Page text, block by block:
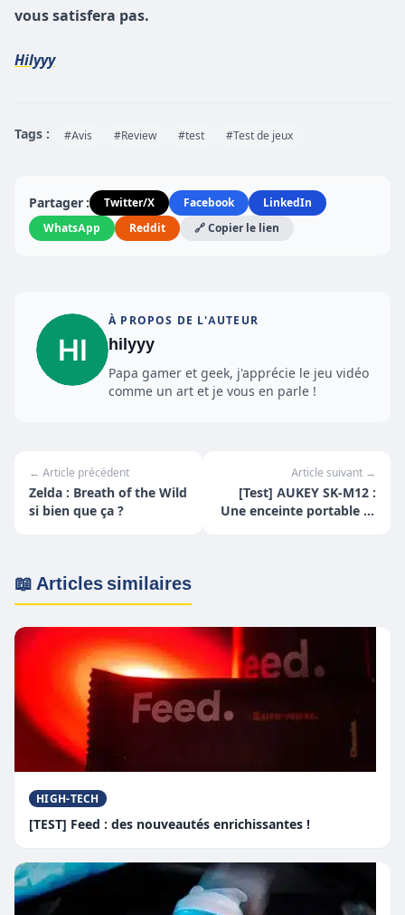
vous satisfera pas.
Hilyyy
Tags : #Avis #Review #test #Test de jeux
Partager : Twitter/X Facebook
LinkedIn
WhatsApp
Reddit 🔗 Copier le lien
À PROPOS DE L'AUTEUR
hilyyy
Papa gamer et geek, j'apprécie le jeu vidéo
comme un art et je vous en parle !
← Article précédent
Zelda : Breath of the Wild
si bien que ça ?
Article suivant →
[Test] AUKEY SK-M12 :
Une enceinte portable et
📖 Articles similaires
HIGH-TECH
[TEST] Feed : des nouveautés enrichissantes !